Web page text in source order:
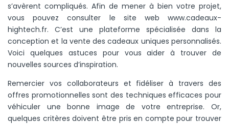
s’avèrent compliqués. Afin de mener à bien votre projet,
vous pouvez consulter le site web www.cadeaux-
hightech.fr. C’est une plateforme spécialisée dans la
conception et la vente des cadeaux uniques personnalisés.
Voici quelques astuces pour vous aider à trouver de
nouvelles sources d’inspiration.
Remercier vos collaborateurs et fidéliser à travers des
offres promotionnelles sont des techniques efficaces pour
véhiculer une bonne image de votre entreprise. Or,
quelques critères doivent être pris en compte pour trouver